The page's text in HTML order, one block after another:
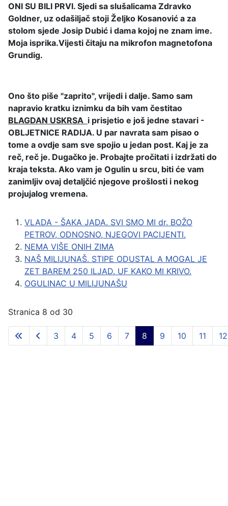
ONI SU BILI PRVI. Sjedi sa slušalicama Zdravko
Goldner, uz odašiljač stoji Željko Kosanović a za
stolom sjede Josip Dubić i dama kojoj ne znam ime.
Moja isprika.Vijesti čitaju na mikrofon magnetofona
Grundig.
Ono što piše "zaprito", vrijedi i dalje. Samo sam
napravio kratku iznimku da bih vam čestitao
BLAGDAN USKRSA i prisjetio e još jedne stavari -
OBLJETNICE RADIJA. U par navrata sam pisao o
tome a ovdje sam sve spojio u jedan post. Kaj je za
reč, reč je. Dugačko je. Probajte pročitati i izdržati do
kraja teksta. Ako vam je Ogulin u srcu, biti će vam
zanimljiv ovaj detaljčić njegove prošlosti i nekog
projujalog vremena.
VLADA - ŠAKA JADA. SVI SMO MI dr. BOŽO
PETROV, ODNOSNO, NJEGOVI PACIJENTI.
NEMA VIŠE ONIH ZIMA
NAŠ MILIJUNAŠ. STIPE ODUSTAL A MOGAL JE
ZET BAREM 250 ILJAD. UF KAKO MI KRIVO.
OGULINAC U MILIJUNAŠU
Stranica 8 od 30
3 4 5 6 7 8 9 10 11 12